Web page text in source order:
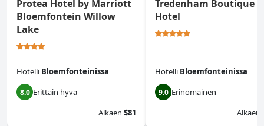
Protea Hotel by Marriott
Bloemfontein Willow
Lake
Hotelli Bloemfonteinissa
8.0 Erittäin hyvä
Alkaen $81
Tredenham Boutique
Hotel
Hotelli Bloemfonteinissa
9.0 Erinomainen
Alkaen